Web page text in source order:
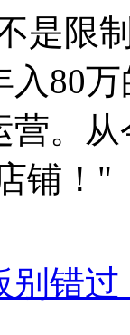
是限
入80
营。
铺！"
别错